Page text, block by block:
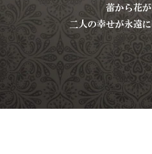
蕾から花
二人の幸せが永遠